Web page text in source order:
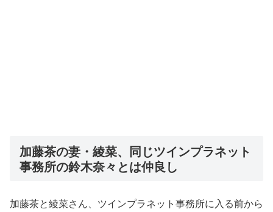
加藤茶の妻・綾菜、同じツインプラネット
事務所の鈴木奈々とは仲良し
加藤茶と綾菜さん、ツインプラネット事務所に入る前から